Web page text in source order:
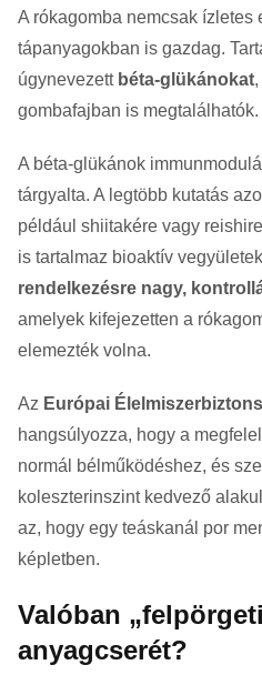
A rókagomba nemcsak ízletes
tápanyagokban is gazdag.
úgynevezett béta-glükánokat
gombafajban is megtalálhatók.
A béta-glükánok
tárgyalta. A legtöbb kutatás
például shiitakére vagy
is tartalmaz bioaktív
rendelkezésre nagy,
amelyek kifejezetten a
elemezték volna.
Az Európai
hangsúlyozza, hogy a
normál bélműködéshez, és
koleszterinszint kedvező
az, hogy egy teáskanál por
képletben.
Valóban
anyagcserét?